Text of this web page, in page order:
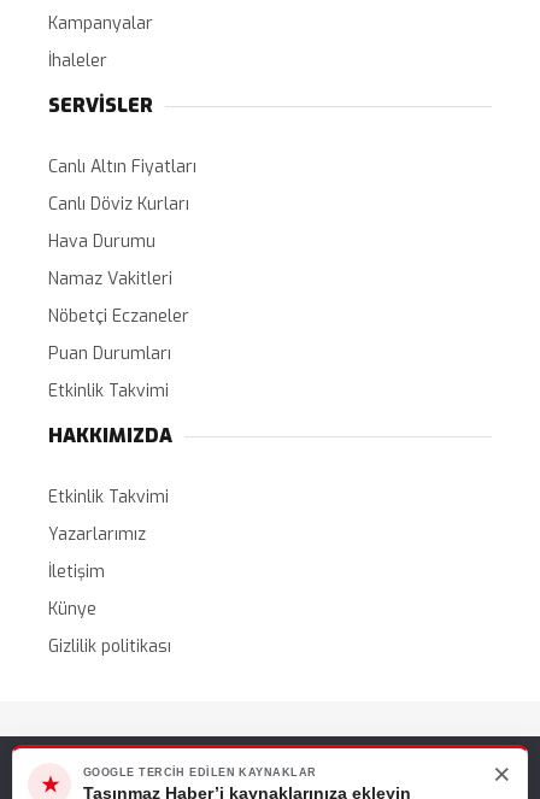
Kampanyalar
İhaleler
SERVİSLER
Canlı Altın Fiyatları
Canlı Döviz Kurları
Hava Durumu
Namaz Vakitleri
Nöbetçi Eczaneler
Puan Durumları
Etkinlik Takvimi
HAKKIMIZDA
Etkinlik Takvimi
Yazarlarımız
İletişim
Künye
Gizlilik politikası
Tüm Hakları Saklıdır. |WordPress Haber Teması
Web sitemizde size en iyi deneyimi sunabilmemiz için çerezleri
kullanıyoruz. Bu siteyi kullanmaya devam ederseniz, bunu kabul
★
GOOGLE TERCIH EDILEN KAYNAKLAR
Taşınmaz Haber’i kaynaklarınıza ekleyin
×